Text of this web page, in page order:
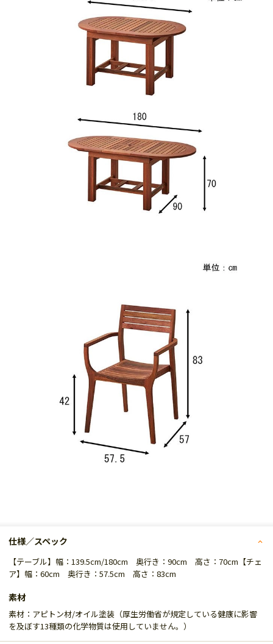
仕様／スペック
【テーブル】幅：139.5cm/180cm 奥行き：90cm 高さ：70cm【チェ
ア】幅：60cm 奥行き：57.5cm 高さ：83cm
素材
素材：アピトン材/オイル塗装（厚生労働省が規定している健康に影響
を及ぼす13種類の化学物質は使用していません。）